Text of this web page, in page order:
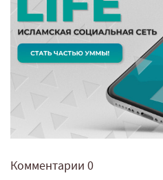
Комментарии 0